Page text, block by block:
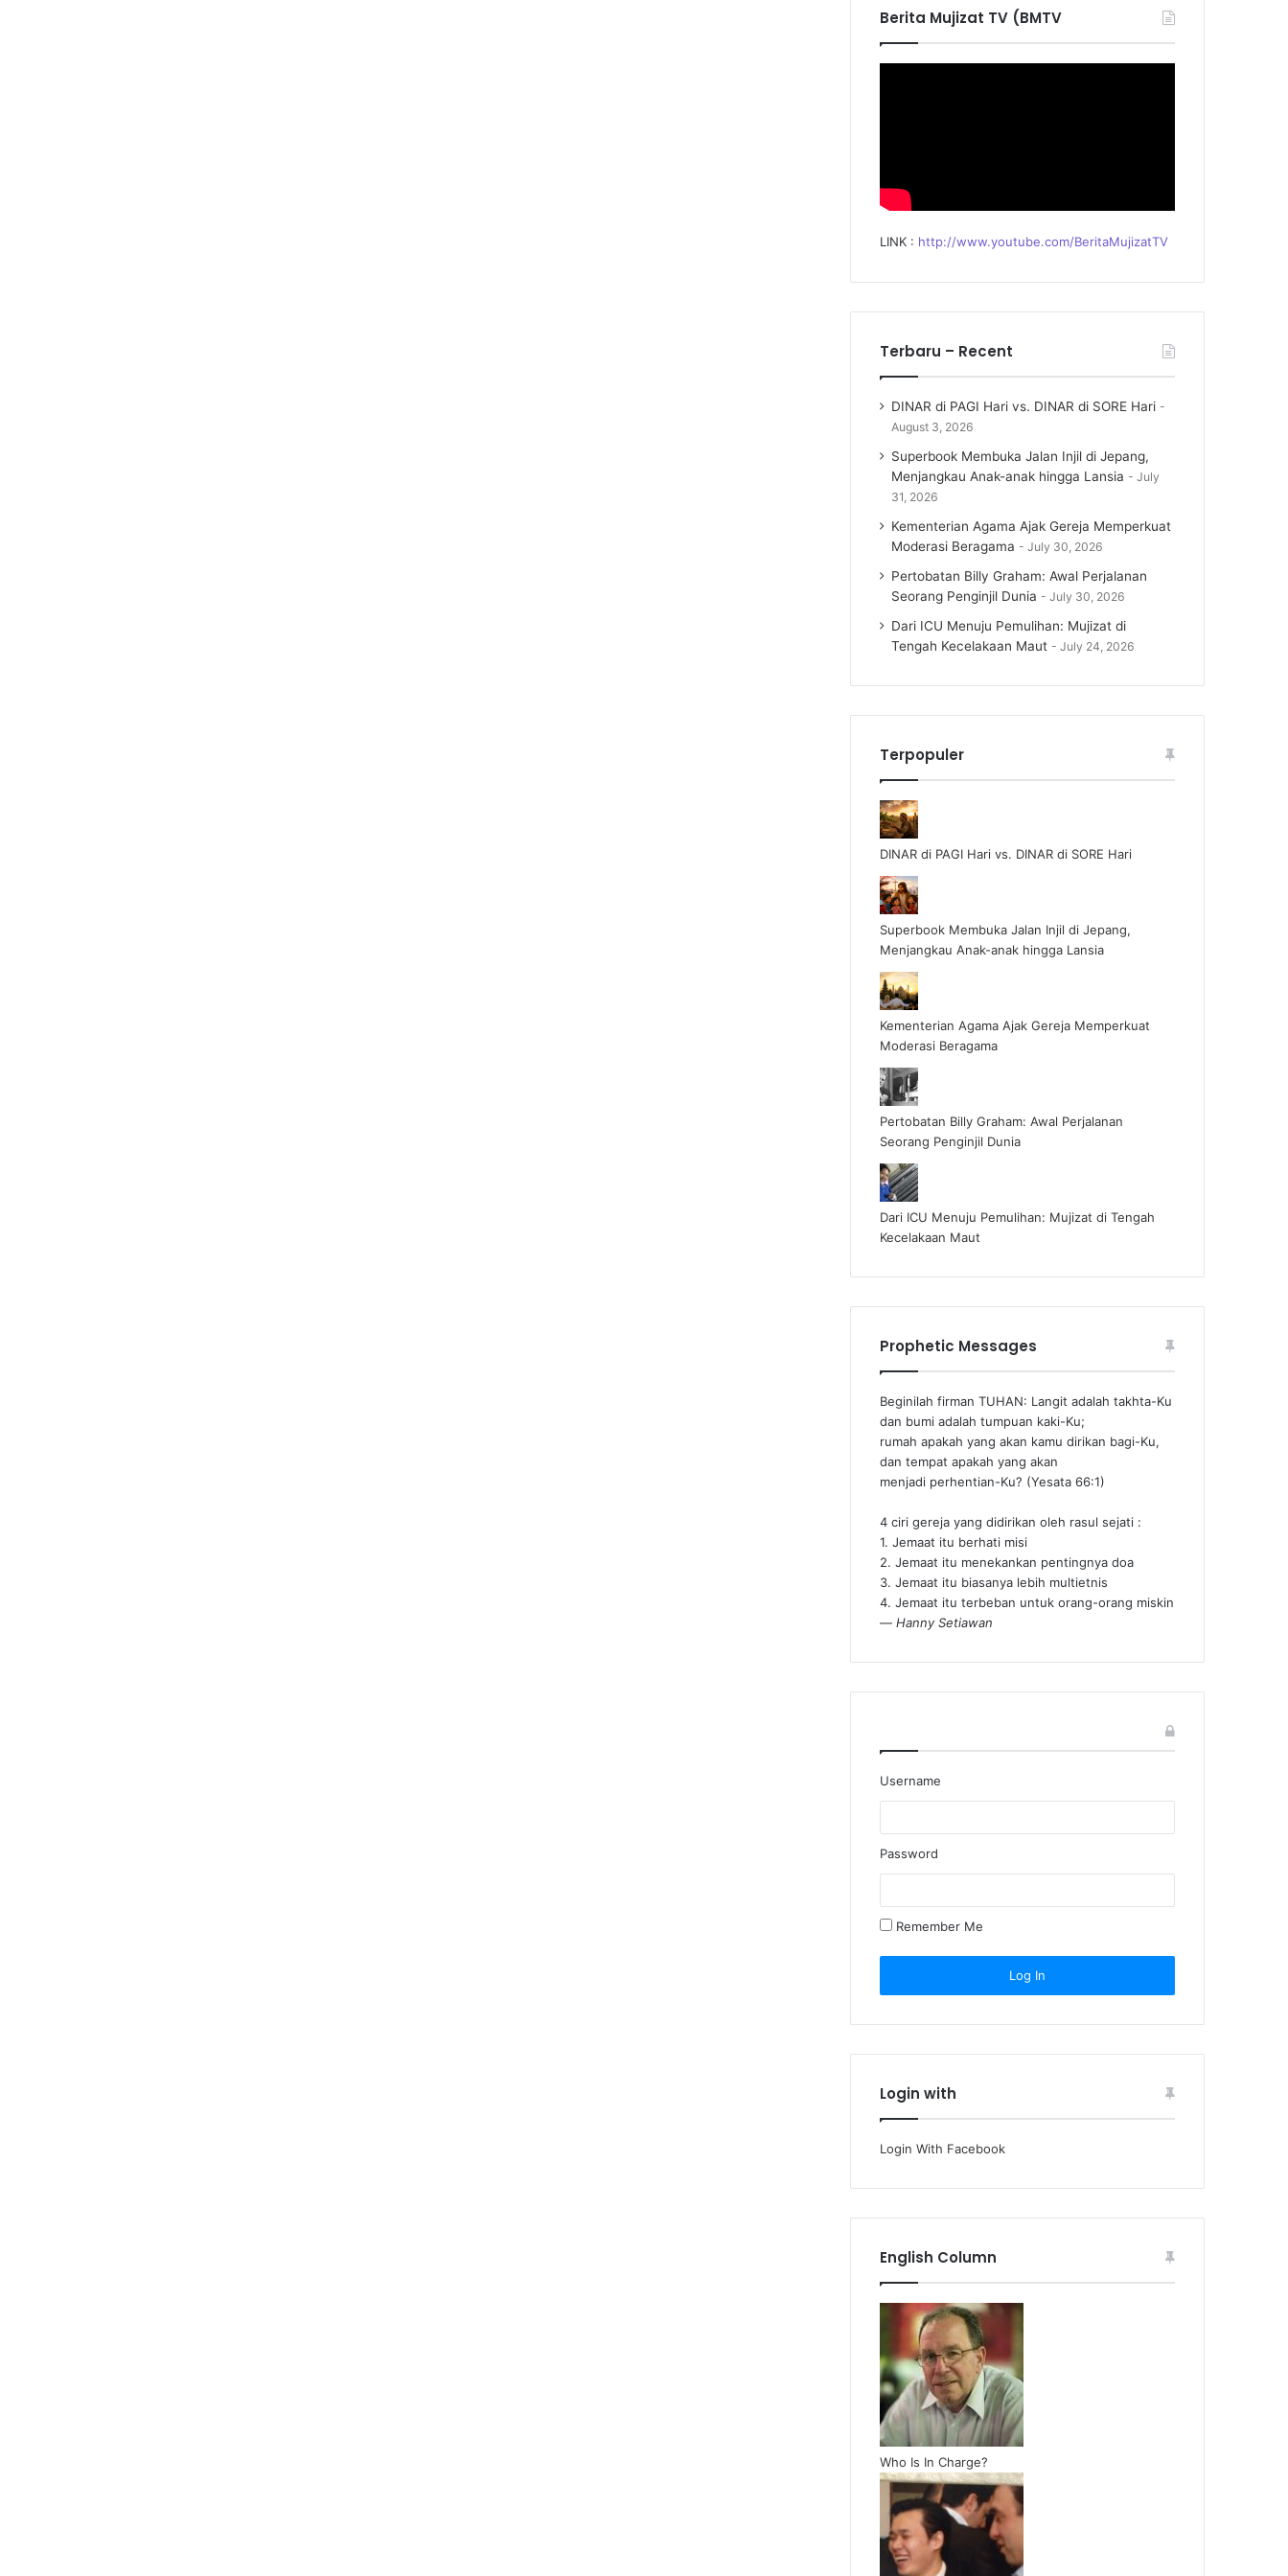
Berita Mujizat TV (BMTV
LINK : http://www.youtube.com/BeritaMujizatTV
Terbaru – Recent
DINAR di PAGI Hari vs. DINAR di SORE Hari
August 3, 2026
Superbook Membuka Jalan Injil di Jepang,
Menjangkau Anak-anak hingga Lansia
July
31, 2026
Kementerian Agama Ajak Gereja Memperkuat
Moderasi Beragama
July 30, 2026
Pertobatan Billy Graham: Awal Perjalanan
Seorang Penginjil Dunia
July 30, 2026
Dari ICU Menuju Pemulihan: Mujizat di
Tengah Kecelakaan Maut
July 24, 2026
Terpopuler
DINAR di PAGI Hari vs. DINAR di SORE Hari
Superbook Membuka Jalan Injil di Jepang,
Menjangkau Anak-anak hingga Lansia
Kementerian Agama Ajak Gereja Memperkuat
Moderasi Beragama
Pertobatan Billy Graham: Awal Perjalanan
Seorang Penginjil Dunia
Dari ICU Menuju Pemulihan: Mujizat di Tengah
Kecelakaan Maut
Prophetic Messages
Beginilah firman TUHAN: Langit adalah takhta-Ku
dan bumi adalah tumpuan kaki-Ku;
rumah apakah yang akan kamu dirikan bagi-Ku,
dan tempat apakah yang akan
menjadi perhentian-Ku? (Yesata 66:1) ‪
4 ciri gereja yang didirikan oleh rasul sejati :
1. Jemaat itu berhati misi
2. Jemaat itu menekankan pentingnya doa
3. Jemaat itu biasanya lebih multietnis
4. Jemaat itu terbeban untuk orang-orang miskin
—Hanny Setiawan
Username
Password
Remember Me
Login with
Login With Facebook
English Column
Who Is In Charge?